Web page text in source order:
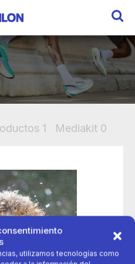
utilizamos tecnologías como
1 Mediakit 0